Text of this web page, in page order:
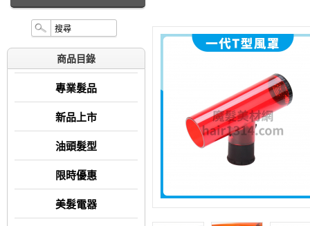
商品目錄
專業髮品
新品上市
油頭髮型
限時優惠
美髮電器